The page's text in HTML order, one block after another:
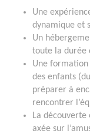
Une
dynamique et
Un
toute la durée
Une
des enfants
préparer à
rencontrer
La
axée sur